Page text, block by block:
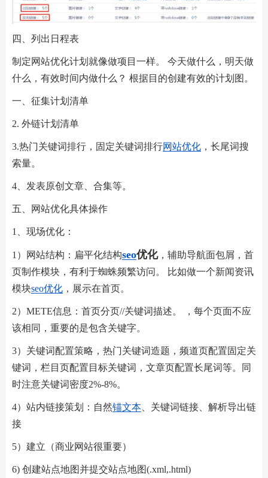
四、列出日程表
制定网站优化计划就像做项目一样。 今天做什么，明天做
什么，有效时间内做什么？ 根据目的创建有效的计划图。
一、征集计划清单
2. 外链计划清单
3.热门关键词排行，固定关键词排行网站优化 ，长尾词搜
索量。
4、发表原创文章、合集等。
五、网站优化具体操作
1、现场优化：
1）网站结构：扁平化结构seo优化，辅助导航面包屑，首
页制作模块，有利于蜘蛛频繁访问。 比如做一个新闻资讯
模块seo优化 ，展示在首页。
2）METE信息：首页分页//关键词描述。 ，每个页面不应
该相同，重要的是包含关键字。
3）关键词配置策略，热门关键词造题，频道页配置固定关
键词，栏目页配置目标关键词，文章页配置长尾词等。同
时注意关键词密度2%-8%。
4）站内链接策划：自然锚文本 、关键词链接、解析导出链
接
5）建立（商业网站很重要）
6) 创建站点地图并提交站点地图(.xml,.html)